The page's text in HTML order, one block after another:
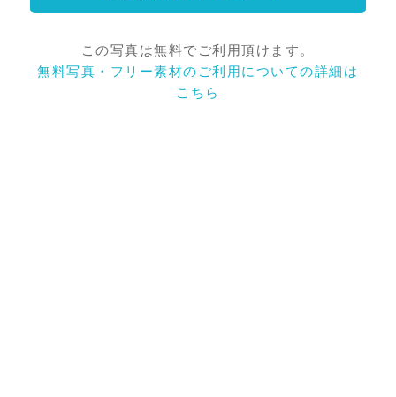
この写真は無料でご利用頂けます。
無料写真・フリー素材のご利用についての詳細は
こちら